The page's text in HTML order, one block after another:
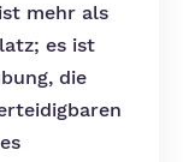
mehr als
es ist
die